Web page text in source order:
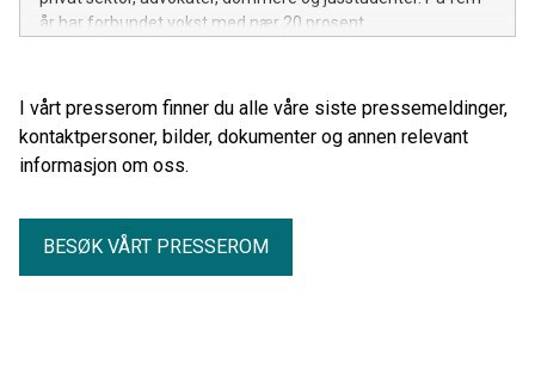
år har forbundet vokst med nær 20 prosent.
I vårt presserom finner du alle våre siste pressemeldinger,
kontaktpersoner, bilder, dokumenter og annen relevant
informasjon om oss.
BESØK VÅRT PRESSEROM